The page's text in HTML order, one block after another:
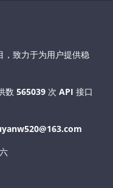
，致力于为用户提供稳
数 565039 次 API 接口